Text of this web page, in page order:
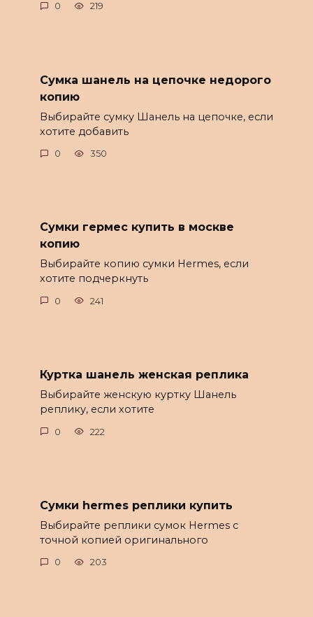
0 219
Сумка шанель на цепочке недорого
копию
Выбирайте сумку Шанель на цепочке, если
хотите добавить
0 350
Сумки гермес купить в москве
копию
Выбирайте копию сумки Hermes, если
хотите подчеркнуть
0 241
Куртка шанель женская реплика
Выбирайте женскую куртку Шанель
реплику, если хотите
0 222
Сумки hermes реплики купить
Выбирайте реплики сумок Hermes с
точной копией оригинального
0 203